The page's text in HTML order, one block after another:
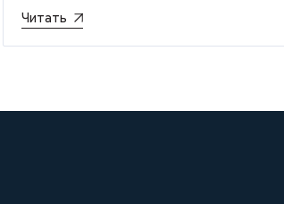
Читать